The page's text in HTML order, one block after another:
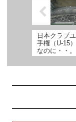
日本クラブ
手権（U-15
なのに・・